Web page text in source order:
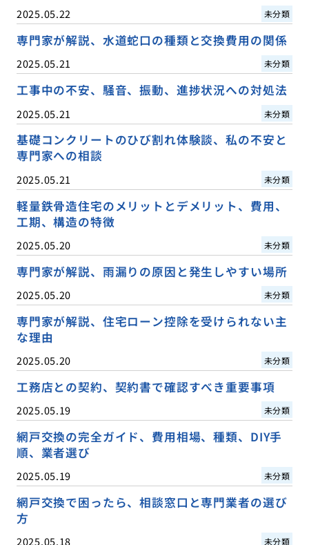
2025.05.22 未分類
専門家が解説、水道蛇口の種類と交換費用の関係
2025.05.21 未分類
工事中の不安、騒音、振動、進捗状況への対処法
2025.05.21 未分類
基礎コンクリートのひび割れ体験談、私の不安と
専門家への相談
2025.05.21 未分類
軽量鉄骨造住宅のメリットとデメリット、費用、
工期、構造の特徴
2025.05.20 未分類
専門家が解説、雨漏りの原因と発生しやすい場所
2025.05.20 未分類
専門家が解説、住宅ローン控除を受けられない主
な理由
2025.05.20 未分類
工務店との契約、契約書で確認すべき重要事項
2025.05.19 未分類
網戸交換の完全ガイド、費用相場、種類、DIY手
順、業者選び
2025.05.19 未分類
網戸交換で困ったら、相談窓口と専門業者の選び
方
2025.05.18 未分類